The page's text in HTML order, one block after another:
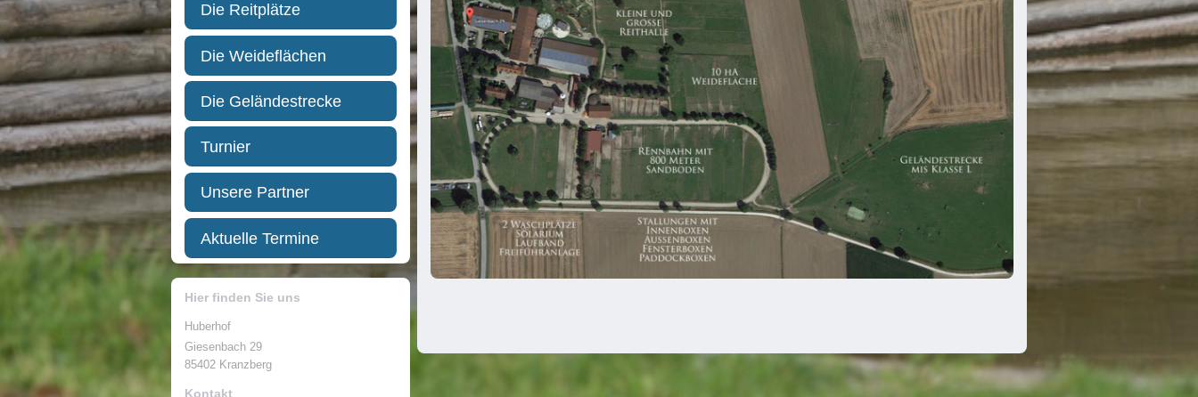
Die Reitplätze
Die Weideflächen
Die Geländestrecke
Turnier
Unsere Partner
Aktuelle Termine
Hier finden Sie uns
Huberhof
Giesenbach 29
85402 Kranzberg
Kontakt